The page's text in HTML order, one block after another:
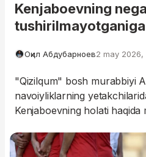
Kenjaboevning
Оқил Абдубарноев2 may 2026,
"Qizilqum" bosh murabbiyi
navoiyliklarning
Kenjaboevning holati haqida